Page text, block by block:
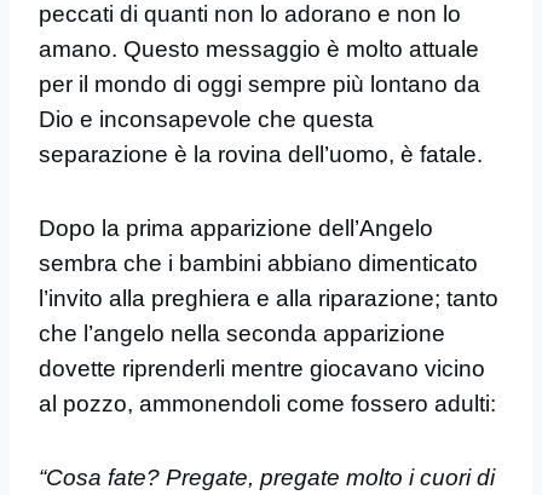
peccati di quanti non lo adorano e non lo
amano. Questo messaggio è molto attuale
per il mondo di oggi sempre più lontano da
Dio e inconsapevole che questa
separazione è la rovina dell’uomo, è fatale.
Dopo la prima apparizione dell’Angelo
sembra che i bambini abbiano dimenticato
l’invito alla preghiera e alla riparazione; tanto
che l’angelo nella seconda apparizione
dovette riprenderli mentre giocavano vicino
al pozzo, ammonendoli come fossero adulti:
“Cosa fate? Pregate, pregate molto i cuori di